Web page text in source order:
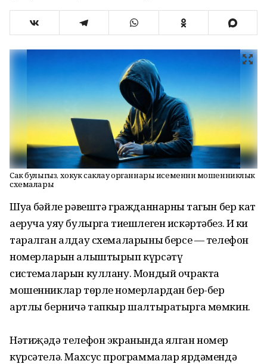
Сак булыгыз, хокук саклау органнары исеменнән мошенниклык
схемалары
Шуңа бәйле рәвештә гражданнарның тагын бер кат
аеруча уяу булырга тиешлеген искәртәбез. Иң киң
таралган алдау схемаларының берсе — телефон
номерларын алыштырып күрсәтү
системаларын куллану. Мондый очракта
мошенниклар төрле номерлардан бер-бер
артлы берничә тапкыр шалтыратырга мөмкин.
Нәтиҗәдә телефон экранында ялган номер
күрсәтелә. Махсус программалар ярдәмендә